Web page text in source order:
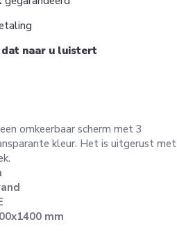
dat naar u luistert
omkeerbaar scherm met 3
kleur. Het is uitgerust met
mm